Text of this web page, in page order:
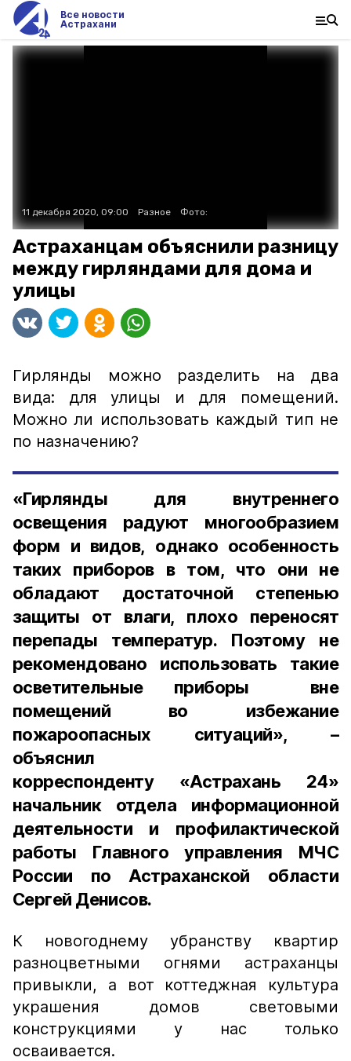
Все новости
Астрахани
11 декабря 2020, 09:00 Разное Фото:
Астраханцам объяснили разницу
между гирляндами для дома и
улицы
Гирлянды можно разделить на два
вида: для улицы и для помещений.
Можно ли использовать каждый тип не
по назначению?
«Гирлянды для внутреннего
освещения радуют многообразием
форм и видов, однако особенность
таких приборов в том, что они не
обладают достаточной степенью
защиты от влаги, плохо переносят
перепады температур. Поэтому не
рекомендовано использовать такие
осветительные приборы вне
помещений во избежание
пожароопасных ситуаций», –
объяснил
корреспонденту «Астрахань 24»
начальник отдела информационной
деятельности и профилактической
работы Главного управления МЧС
России по Астраханской области
Сергей Денисов.
К новогоднему убранству квартир
разноцветными огнями астраханцы
привыкли, а вот коттеджная культура
украшения домов световыми
конструкциями у нас только
осваивается.